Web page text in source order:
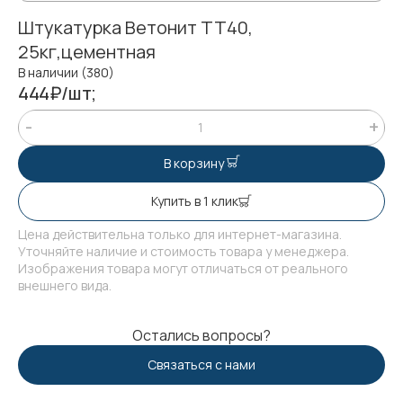
Штукатурка Ветонит ТТ40,
25кг,цементная
В наличии (380)
444₽/шт;
В корзину
Купить в 1 клик
Цена действительна только для интернет-магазина.
Уточняйте наличие и стоимость товара у менеджера.
Изображения товара могут отличаться от реального
внешнего вида.
Остались вопросы?
Связаться с нами